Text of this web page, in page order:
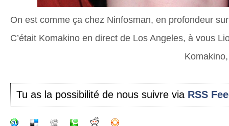
On est comme ça chez Ninfosman, en profondeur
C’était Komakino en direct de Los Angeles, à vous
Tu as la possibilité de nous suivre via RSS